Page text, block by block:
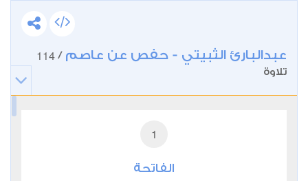
عبدالبارئ الثبيتي - حفص عن عاصم /
114
تلاوة
1
الفاتحة